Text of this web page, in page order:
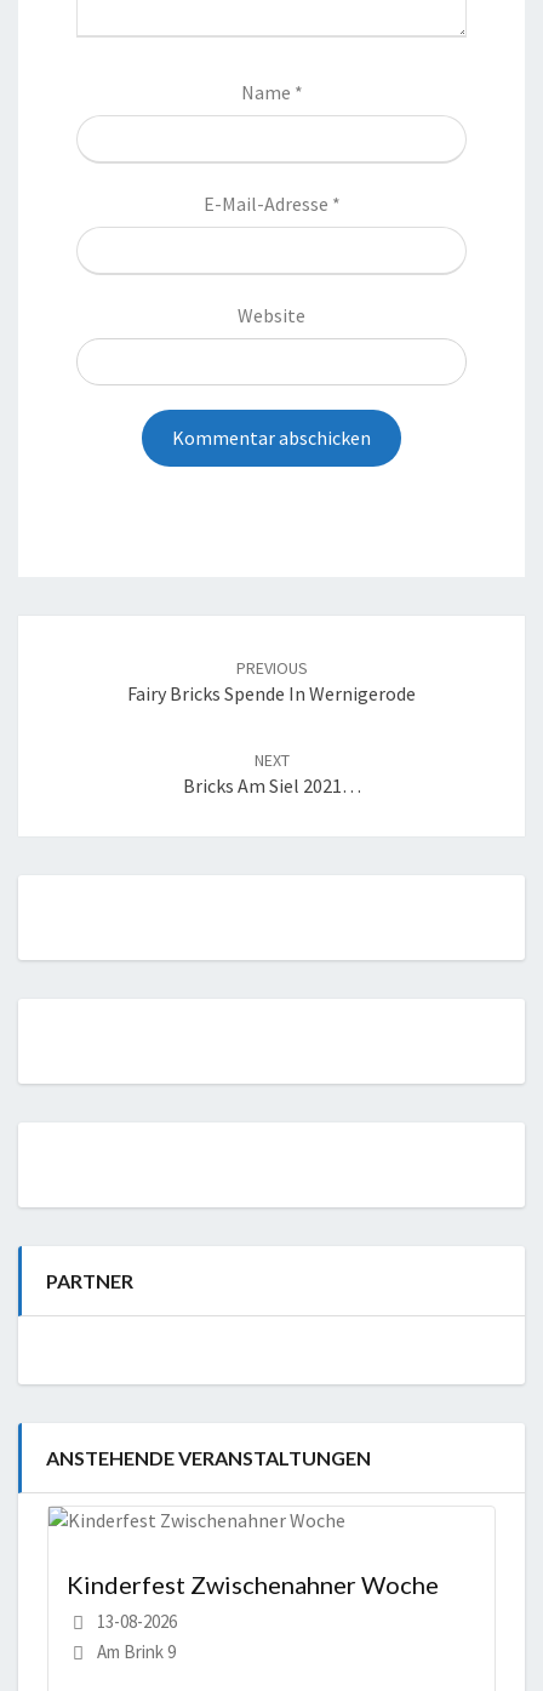
Name *
E-Mail-Adresse *
Website
PREVIOUS
Fairy Bricks Spende In Wernigerode
NEXT
Bricks Am Siel 2021…
PARTNER
ANSTEHENDE VERANSTALTUNGEN
Kinderfest Zwischenahner Woche
13-08-2026
Am Brink 9